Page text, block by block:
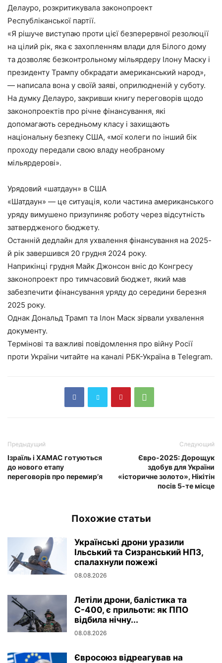
Делауро, розкритикувала законопроект
Республіканської партії.
«Я рішуче виступаю проти цієї безперервної резолюції
на цілий рік, яка є захопленням влади для Білого дому
та дозволяє безконтрольному мільярдеру Ілону Маску і
президенту Трампу обкрадати американський народ»,
— написала вона у своїй заяві, оприлюдненій у суботу.
На думку Делауро, закривши книгу переговорів щодо
законопроектів про річне фінансування, які
допомагають середньому класу і захищають
національну безпеку США, «мої колеги по інший бік
проходу передали свою владу необраному
мільярдерові».
Урядовий «шатдаун» в США
«Шатдаун» — це ситуація, коли частина американського
уряду вимушено призупиняє роботу через відсутність
затвердженого бюджету.
Останній дедлайн для ухвалення фінансування на 2025-
й рік завершився 20 грудня 2024 року.
Наприкінці грудня Майк Джонсон вніс до Конгресу
законопроект про тимчасовий бюджет, який мав
забезпечити фінансування уряду до середини березня
2025 року.
Однак Дональд Трамп та Ілон Маск зірвали ухвалення
документу.
Термінові та важливі повідомлення про війну Росії
проти України читайте на каналі РБК-Україна в Telegram.
Предыдущий
Ізраїль і ХАМАС готуються
до нового етапу
переговорів про перемир’я
Следующий
Євро-2025: Дорощук
здобув для України
«історичне золото», Нікітін
посів 5-те місце
Похожие статьи
Українські дрони уразили
Ільський та Сизранський НПЗ,
спалахнули пожежі
08.08.2026
Летіли дрони, балістика та
С-400, є прильоти: як ППО
відбила нічну...
08.08.2026
Євросоюз відреагував на